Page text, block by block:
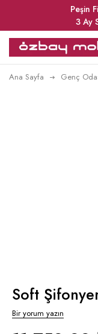
Peşin
3 Ay
Ana Sayfa Genç
Soft
Bir yorum yazın